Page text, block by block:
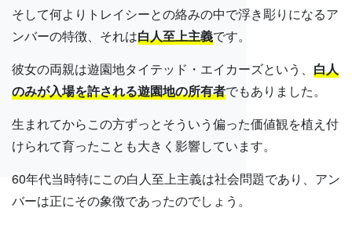
そして何よりトレイシーとの絡みの中で浮き彫りになるア
ンバーの特徴、それは白人至上主義です。
彼女の両親は遊園地タイテッド・エイカーズという、 白人
のみが入場を許される遊園地の所有者でもありました。
生まれてからこの方ずっとそういう偏った価値観を植え付
けられて育ったことも大きく影響しています。
60年代当時特にこの白人至上主義は社会問題であり、アン
バーは正にその象徴であったのでしょう。